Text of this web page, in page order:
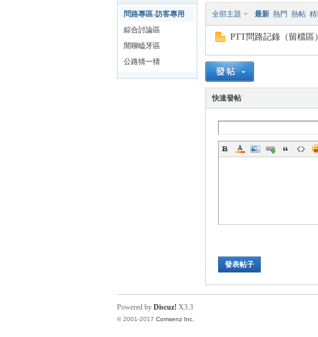
問路專區-訪客專用
綜合討論區
閒聊瞌牙區
公路猜一猜
全部主題 最新 熱門 熱帖
PTT問路記錄（留檔區）
快速發帖
發表帖子
Powered by Discuz! X3.3
© 2001-2017 Comsenz Inc.